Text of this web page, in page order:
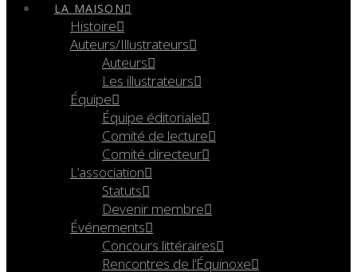
LA MAISON
Histoire
Auteurs/Illustrateurs
Auteurs
Les illustrateurs
Équipe
Équipe éditoriale
Comité de lecture
Comité directeur
L’association
Statuts
Devenir membre
Événements
Concours littéraires
Rencontres de l’Équinoxe